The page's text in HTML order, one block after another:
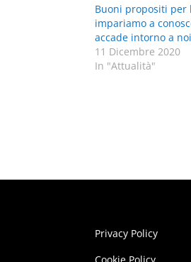
Buoni propositi per
impariamo a
accade intorno a noi
11 Dicembre 2020
In "Attualità"
Privacy Policy